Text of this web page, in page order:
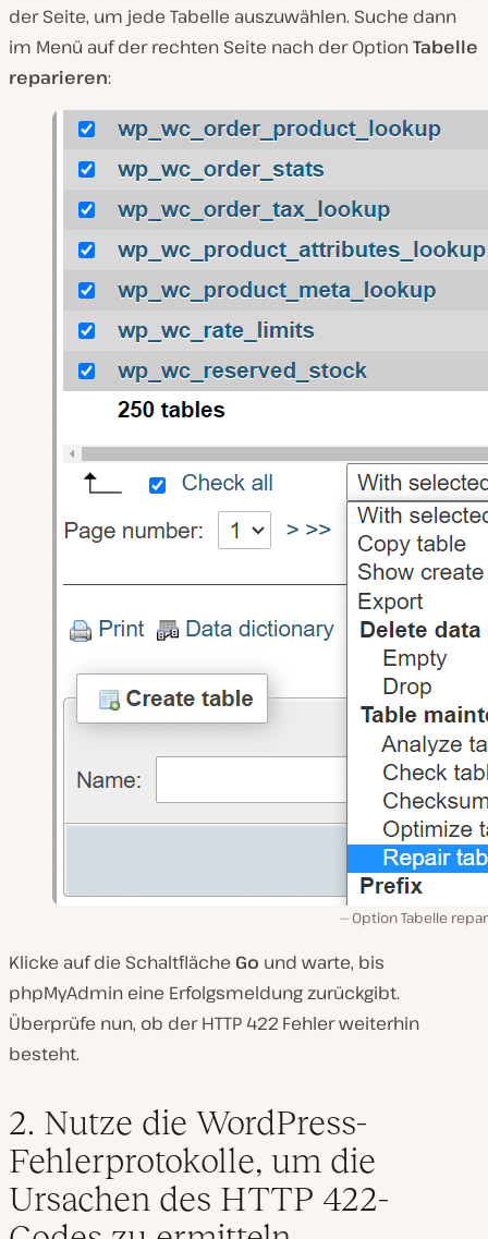
der Seite, um jede Tabelle auszuwählen. Suche dann
im Menü auf der rechten Seite nach der OptionTabelle
reparieren:
Option Tabelle
Klicke auf die Schaltfläche Go und warte, bis
phpMyAdmin eine Erfolgsmeldung zurückgibt.
Überprüfe nun, ob der HTTP 422 Fehler weiterhin
besteht.
2. Nutze die WordPress-
Fehlerprotokolle, um die
Ursachen des HTTP 422-